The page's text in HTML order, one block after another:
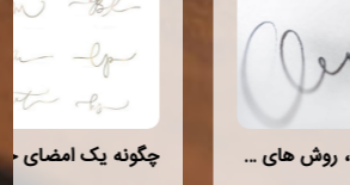
جعل امضا، روش‌ های تشخیص و جرائم مرتبط با آن چگونه یک امضای جذاب داشته باشیم